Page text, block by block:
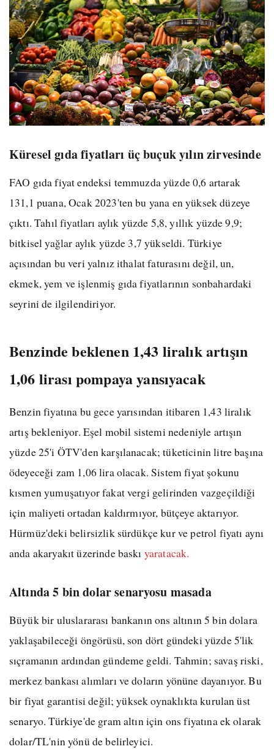
Küresel gıda fiyatları üç buçuk yılın zirvesinde
FAO gıda fiyat endeksi temmuzda yüzde 0,6 artarak
131,1 puana, Ocak 2023'ten bu yana en yüksek düzeye
çıktı. Tahıl fiyatları aylık yüzde 5,8, yıllık yüzde 9,9;
bitkisel yağlar aylık yüzde 3,7 yükseldi. Türkiye
açısından bu veri yalnız ithalat faturasını değil, un,
ekmek, yem ve işlenmiş gıda fiyatlarının sonbahardaki
seyrini de ilgilendiriyor.
Benzinde beklenen 1,43 liralık artışın
1,06 lirası pompaya yansıyacak
Benzin fiyatına bu gece yarısından itibaren 1,43 liralık
artış bekleniyor. Eşel mobil sistemi nedeniyle artışın
yüzde 25'i ÖTV'den karşılanacak; tüketicinin litre başına
ödeyeceği zam 1,06 lira olacak. Sistem fiyat şokunu
kısmen yumuşatıyor fakat vergi gelirinden vazgeçildiği
için maliyeti ortadan kaldırmıyor, bütçeye aktarıyor.
Hürmüz'deki belirsizlik sürdükçe kur ve petrol fiyatı aynı
anda akaryakıt üzerinde baskı yaratacak.
Altında 5 bin dolar senaryosu masada
Büyük bir uluslararası bankanın ons altının 5 bin dolara
yaklaşabileceği öngörüsü, son dört gündeki yüzde 5'lik
sıçramanın ardından gündeme geldi. Tahmin; savaş riski,
merkez bankası alımları ve doların yönüne dayanıyor. Bu
bir fiyat garantisi değil; yüksek oynaklıkta kurulan üst
senaryo. Türkiye'de gram altın için ons fiyatına ek olarak
dolar/TL'nin yönü de belirleyici.